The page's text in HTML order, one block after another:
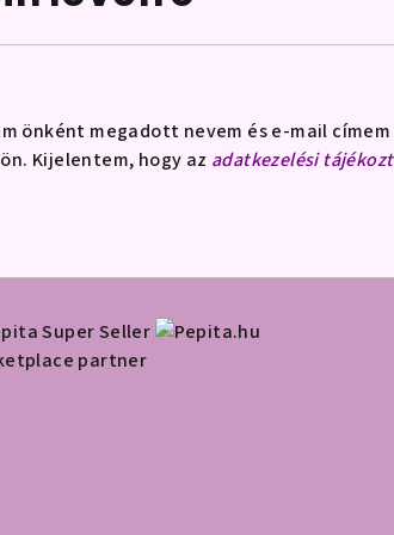
önként megadott nevem és e-mail
Kijelentem, hogy az adatkezelési
partner